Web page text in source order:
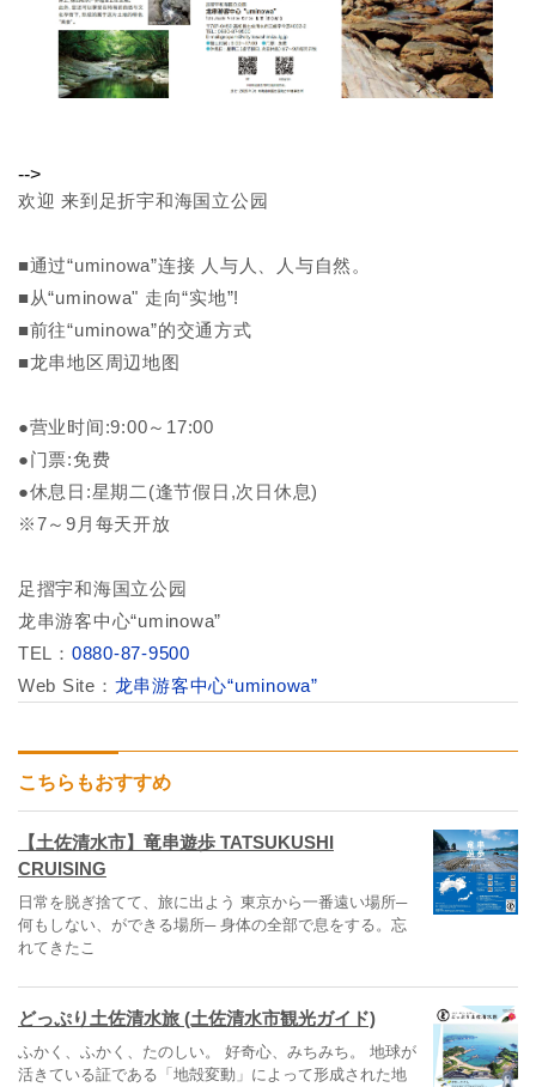
-->
欢迎 来到足折宇和海国立公园
■通过“uminowa”连接 人与人、人与自然。
■从“uminowa" 走向“实地”!
■前往“uminowa”的交通方式
■龙串地区周辺地图
●营业时间:9:00～17:00
●门票:免费
●休息日:星期二(逢节假日,次日休息)
※7～9月每天开放
足摺宇和海国立公园
龙串游客中心“uminowa”
TEL： 0880-87-9500
Web Site： 龙串游客中心“uminowa”
こちらもおすすめ
【土佐清水市】竜串遊歩 TATSUKUSHI
CRUISING
日常を脱ぎ捨てて、旅に出よう 東京から一番遠い場所─
何もしない、ができる場所─ 身体の全部で息をする。忘
れてきたこ
どっぷり土佐清水旅 (土佐清水市観光ガイド)
ふかく、ふかく、たのしい。 好奇心、みちみち。 地球が
活きている証である「地殻変動」によって形成された地